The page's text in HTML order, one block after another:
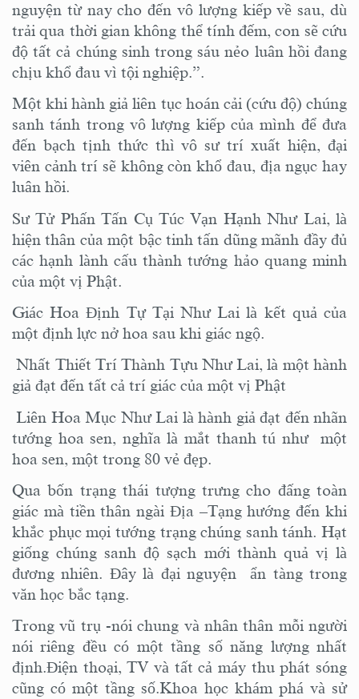
nguyện từ nay cho đến vô lượng kiếp về sau, dù
trải qua thời gian không thể tính đếm, con sẽ cứu
độ tất cả chúng sinh trong sáu nẻo luân hồi đang
chịu khổ đau vì tội nghiệp.”.
Một khi hành giả liên tục hoán cải (cứu độ) chúng
sanh tánh trong vô lượng kiếp của mình để đưa
đến bạch tịnh thức thì vô sư trí xuất hiện, đại
viên cảnh trí sẽ không còn khổ đau, địa ngục hay
luân hồi.
Sư Tử Phấn Tấn Cụ Túc Vạn Hạnh Như Lai, là
hiện thân của một bậc tinh tấn dũng mãnh đầy đủ
các hạnh lành cấu thành tướng hảo quang minh
của một vị Phật.
Giác Hoa Định Tự Tại Như Lai là kết quả của
một định lực nở hoa sau khi giác ngộ.
Nhất Thiết Trí Thành Tựu Như Lai, là một hành
giả đạt đến tất cả trí giác của một vị Phật
Liên Hoa Mục Như Lai là hành giả đạt đến nhãn
tướng hoa sen, nghĩa là mắt thanh tú như một
hoa sen, một trong 80 vẻ đẹp.
Qua bốn trạng thái tượng trưng cho đấng toàn
giác mà tiền thân ngài Địa –Tạng hướng đến khi
khắc phục mọi tướng trạng chúng sanh tánh. Hạt
giống chúng sanh độ sạch mới thành quả vị là
đương nhiên. Đây là đại nguyện ẩn tàng trong
văn học bắc tạng.
Trong vũ trụ -nói chung và nhân thân mỗi người
nói riêng đều có một tầng số năng lượng nhất
định.Điện thoại, TV và tất cả máy thu phát sóng
cũng có một tầng số.Khoa học khám phá và sử